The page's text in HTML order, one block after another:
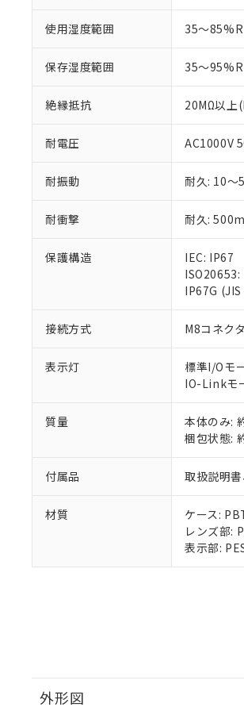
使用湿度範囲 35～
保存湿度範囲 35～
絶縁抵抗 20MΩ以上
耐電圧 AC1000V
耐振動 耐久: 10～
耐衝撃 耐久:
保護構造
IEC: IP67
ISO20653:
IP67G
接続方式 M8コネク
表示灯
標準I/Oモ
IO-Linkモ
質量
本体のみ:
梱包状態:
付属品 取扱説明
材質
ケース:
レンズ部:
表示部:
外形図